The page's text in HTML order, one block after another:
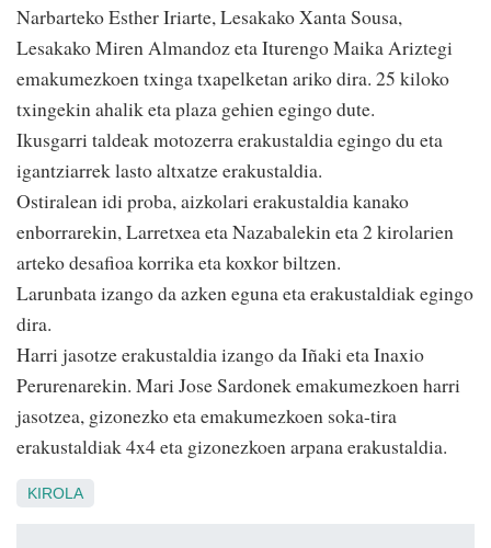
Narbarteko Esther Iriarte, Lesakako Xanta Sousa,
Lesakako Miren Almandoz eta Iturengo Maika Ariztegi
emakumezkoen txinga txapelketan ariko dira. 25 kiloko
txingekin ahalik eta plaza gehien egingo dute.
Ikusgarri taldeak motozerra erakustaldia egingo du eta
igantziarrek lasto altxatze erakustaldia.
Ostiralean idi proba, aizkolari erakustaldia kanako
enborrarekin, Larretxea eta Nazabalekin eta 2 kirolarien
arteko desafioa korrika eta koxkor biltzen.
Larunbata izango da azken eguna eta erakustaldiak egingo
dira.
Harri jasotze erakustaldia izango da Iñaki eta Inaxio
Perurenarekin. Mari Jose Sardonek emakumezkoen harri
jasotzea, gizonezko eta emakumezkoen soka-tira
erakustaldiak 4x4 eta gizonezkoen arpana erakustaldia.
KIROLA